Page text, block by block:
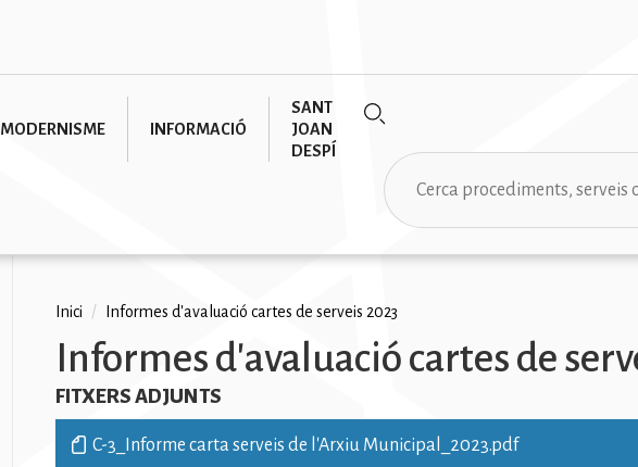
MODERNISME INFORMACIÓ
SANT
JOAN
DESPÍ
Cerca
Fil
d'ariadna
Inici / Informes d'avaluació cartes de serveis 2023
Informes d'avaluació cartes de
FITXERS ADJUNTS
C-3_Informe carta serveis de l'Arxiu Municipal_2023.pdf